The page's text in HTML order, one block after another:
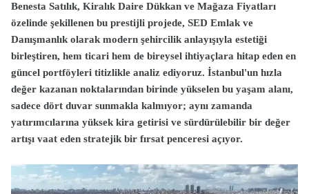
Benesta Satılık, Kiralık Daire Dükkan ve Mağaza Fiyatları
özelinde şekillenen bu prestijli projede, SED Emlak ve
Danışmanlık olarak modern şehircilik anlayışıyla estetiği
birleştiren, hem ticari hem de bireysel ihtiyaçlara hitap eden en
güncel portföyleri titizlikle analiz ediyoruz. İstanbul'un hızla
değer kazanan noktalarından birinde yükselen bu yaşam alanı,
sadece dört duvar sunmakla kalmıyor; aynı zamanda
yatırımcılarına yüksek kira getirisi ve sürdürülebilir bir değer
artışı vaat eden stratejik bir fırsat penceresi açıyor.